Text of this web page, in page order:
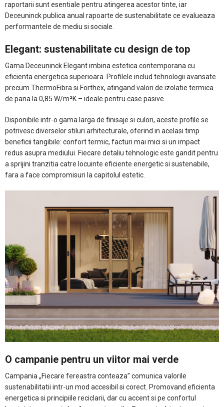
raportarii sunt esentiale pentru atingerea acestor tinte, iar
Deceuninck publica anual rapoarte de sustenabilitate ce evalueaza
performantele de mediu si sociale.
Elegant: sustenabilitate cu design de top
Gama Deceuninck Elegant imbina estetica contemporana cu
eficienta energetica superioara. Profilele includ tehnologii avansate
precum ThermoFibra si Forthex, atingand valori de izolatie termica
de pana la 0,85 W/m²K – ideale pentru case pasive.
Disponibile intr-o gama larga de finisaje si culori, aceste profile se
potrivesc diverselor stiluri arhitecturale, oferind in acelasi timp
beneficii tangibile: confort termic, facturi mai mici si un impact
redus asupra mediului. Fiecare detaliu tehnologic este gandit pentru
a sprijini tranzitia catre locuinte eficiente energetic si sustenabile,
fara a face compromisuri la capitolul estetic.
O campanie pentru un viitor mai verde
Campania „Fiecare fereastra conteaza” comunica valorile
sustenabilitatii intr-un mod accesibil si corect. Promovand eficienta
energetica si principiile reciclarii, dar cu accent si pe confortul